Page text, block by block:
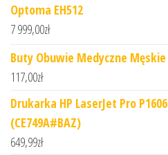
Optoma EH512
7 999,00zł
Buty Obuwie Medyczne Męskie
117,00zł
Drukarka HP LaserJet Pro
(CE749A#BAZ)
649,99zł